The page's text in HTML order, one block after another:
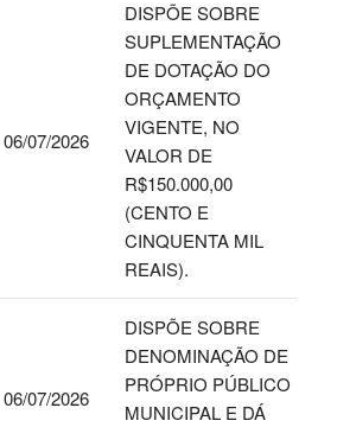
06/07/2026
DISPÕE SOBRE
SUPLEMENTAÇÃO
DE DOTAÇÃO DO
ORÇAMENTO
VIGENTE, NO
VALOR DE
R$150.000,00
(CENTO E
CINQUENTA MIL
REAIS).
06/07/2026
DISPÕE SOBRE
DENOMINAÇÃO DE
PRÓPRIO PÚBLICO
MUNICIPAL E DÁ